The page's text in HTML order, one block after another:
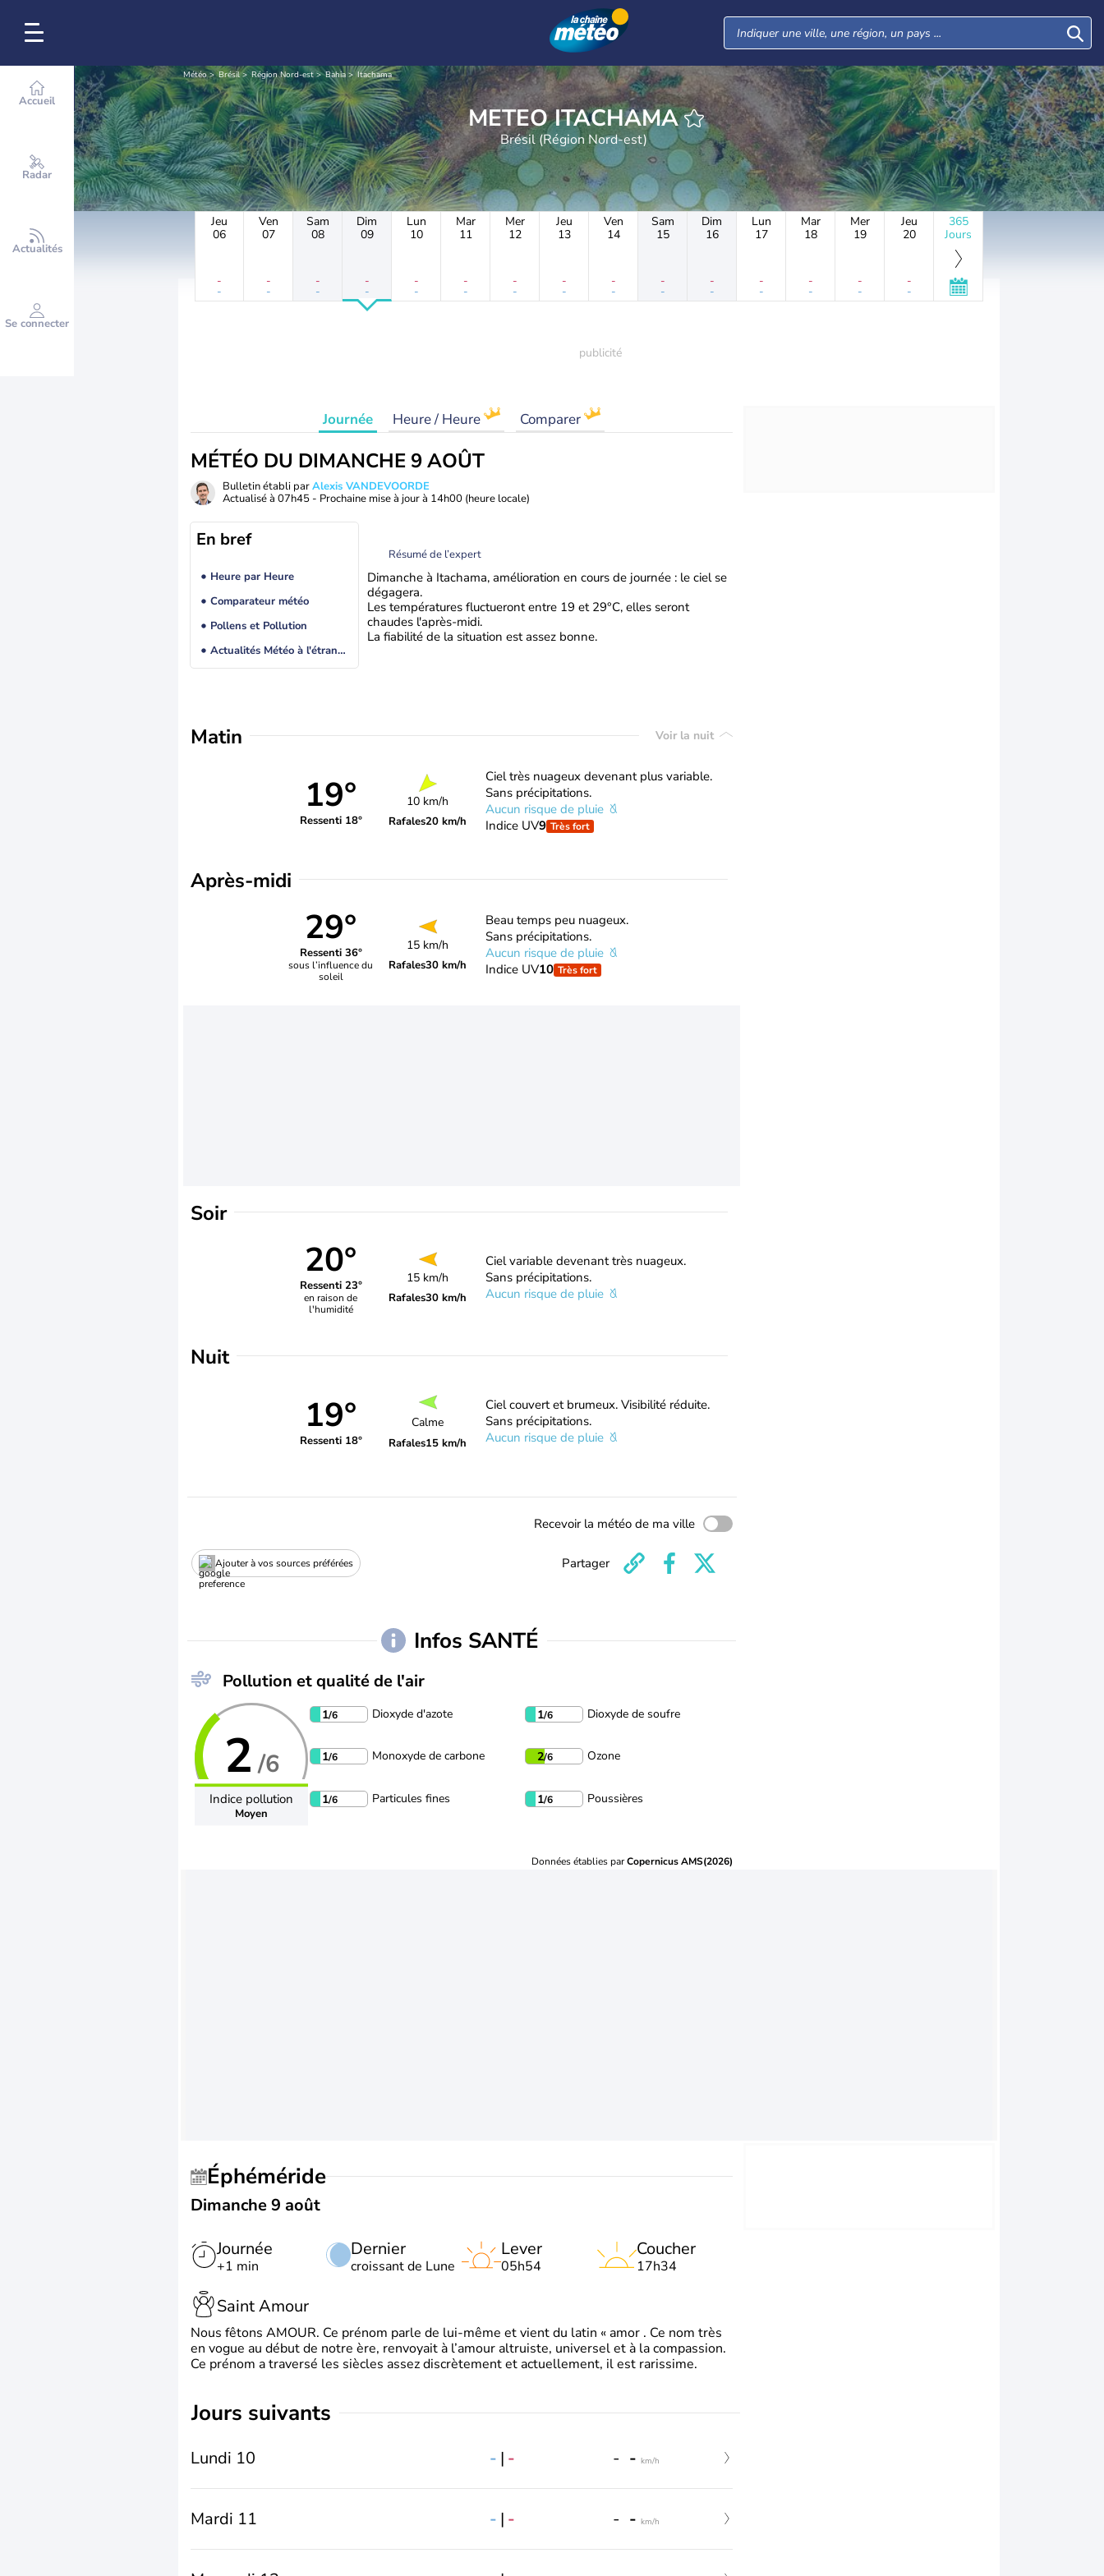
Accueil
Radar
Actualités
Se connecter
Météo Brésil Région Nord-est Bahia Itachama
METEO ITACHAMA
Brésil (Région Nord-est)
Jeu
06
-
-
Ven
07
-
-
Sam
08
-
-
Dim
09
-
-
Lun
10
-
-
Mar
11
-
-
Mer
12
-
-
Jeu
13
-
-
Ven
14
-
-
Sam
15
-
-
Dim
16
-
-
Lun
17
-
-
Mar
18
-
-
Mer
19
-
-
Jeu
20
-
-
365
Jours
Journée Heure / Heure Comparer
MÉTÉO DU DIMANCHE 9 AOÛT
Bulletin établi parAlexis VANDEVOORDE
Actualisé à 07h45 - Prochaine mise à jour à 14h00 (heure locale)
En bref
Heure par Heure
Comparateur météo
Pollens et Pollution
Actualités Météo à l'étranger
Résumé de l’expert
Dimanche à Itachama, amélioration en cours de journée : le ciel se
dégagera.
Les températures fluctueront entre 19 et 29°C, elles seront
chaudes l'après-midi.
La fiabilité de la situation est assez bonne.
Matin Voir la nuit
19°
Ressenti 18°
10 km/h
Rafales20 km/h
Ciel très nuageux devenant plus variable.
Sans précipitations.
Aucun risque de pluie
Indice UV9 Très fort
Après-midi
29°
Ressenti 36°
sous l’influence du
soleil
15 km/h
Rafales30 km/h
Beau temps peu nuageux.
Sans précipitations.
Aucun risque de pluie
Indice UV10 Très fort
Soir
20°
Ressenti 23°
en raison de
l'humidité
15 km/h
Rafales30 km/h
Ciel variable devenant très nuageux.
Sans précipitations.
Aucun risque de pluie
Nuit
19°
Ressenti 18°
Calme
Rafales15 km/h
Ciel couvert et brumeux. Visibilité réduite.
Sans précipitations.
Aucun risque de pluie
Recevoir la météo de ma ville
Ajouter à vos sources préférées Partager
Infos SANTÉ
Pollution et qualité de l'air
2 /6
Indice pollution
Moyen
1/6 Dioxyde d'azote 1/6 Dioxyde de soufre
1/6 Monoxyde de carbone 2/6 Ozone
1/6 Particules fines 1/6 Poussières
Données établies parCopernicus AMS(2026)
Éphéméride
Dimanche 9 août
Journée
+1 min
Dernier
croissant de Lune
Lever
05h54
Coucher
17h34
Saint Amour
Nous fêtons AMOUR. Ce prénom parle de lui-même et vient du latin « amor . Ce nom très
en vogue au début de notre ère, renvoyait à l’amour altruiste, universel et à la compassion.
Ce prénom a traversé les siècles assez discrètement et actuellement, il est rarissime.
jours suivants
Lundi 10 - | - - - km/h
Mardi 11 - | - - - km/h